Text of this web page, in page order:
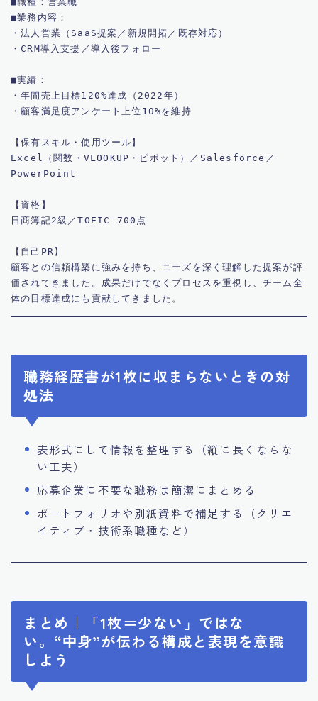
■業務内容：
・法人営業（SaaS提案／新規開拓／既存対応）
・CRM導入支援／導入後フォロー
■実績：
・年間売上目標120%達成（2022年）
・顧客満足度アンケート上位10%を維持
【保有スキル・使用ツール】
Excel（関数・VLOOKUP・ピボット）／Salesforce／
PowerPoint
【資格】
日商簿記2級／TOEIC 700点
【自己PR】
顧客との信頼構築に強みを持ち、ニーズを深く理解した提案が評
価されてきました。成果だけでなくプロセスを重視し、チーム全
職務経歴書が1枚に収まらないときの対
処法
表形式にして情報を整理する（縦に長くならな
い工夫）
応募企業に不要な職務は簡潔にまとめる
ポートフォリオや別紙資料で補足する（クリエ
イティブ・技術系職種など）
まとめ｜「1枚＝少ない」ではな
い。“中身”が伝わる構成と表現を意識
しよう